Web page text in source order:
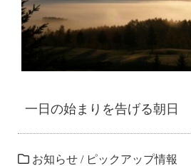
一日の始まりを告げる朝日
お知らせ / ピックアップ情報